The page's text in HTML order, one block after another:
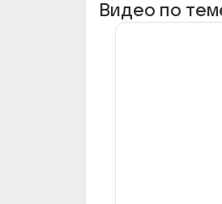
Видео по